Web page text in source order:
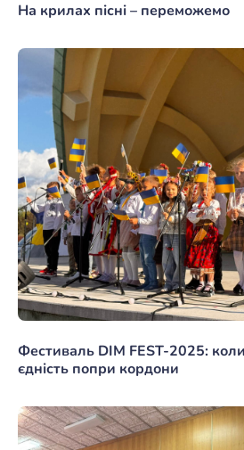
На крилах пісні – переможемо
Фестиваль DIM FEST-2025:
єдність попри кордони